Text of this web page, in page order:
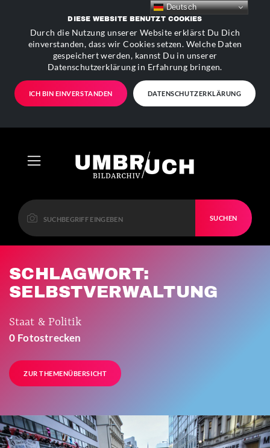
DIESE WEBSITE BENUTZT COOKIES
Durch die Nutzung unserer Website erklärst Du Dich
einverstanden, dass wir Cookies setzen. Welche Daten
gespeichert werden, kannst Du in unserer
Datenschutzerklärung in Erfahrung bringen.
ICH BIN EINVERSTANDEN DATENSCHUTZERKLÄRUNG
SUCHEN
SCHLAGWORT:
SELBSTVERWALTUNG
Staat & Politik
0 Fotostrecken
ZUR THEMENÜBERSICHT
Deutsch